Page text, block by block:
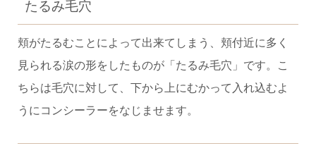
たるみ毛穴
頬がたるむことによって出来てしまう、頬付近に多く
見られる涙の形をしたものが「たるみ毛穴」です。こ
ちらは毛穴に対して、下から上にむかって入れ込むよ
うにコンシーラーをなじませます。